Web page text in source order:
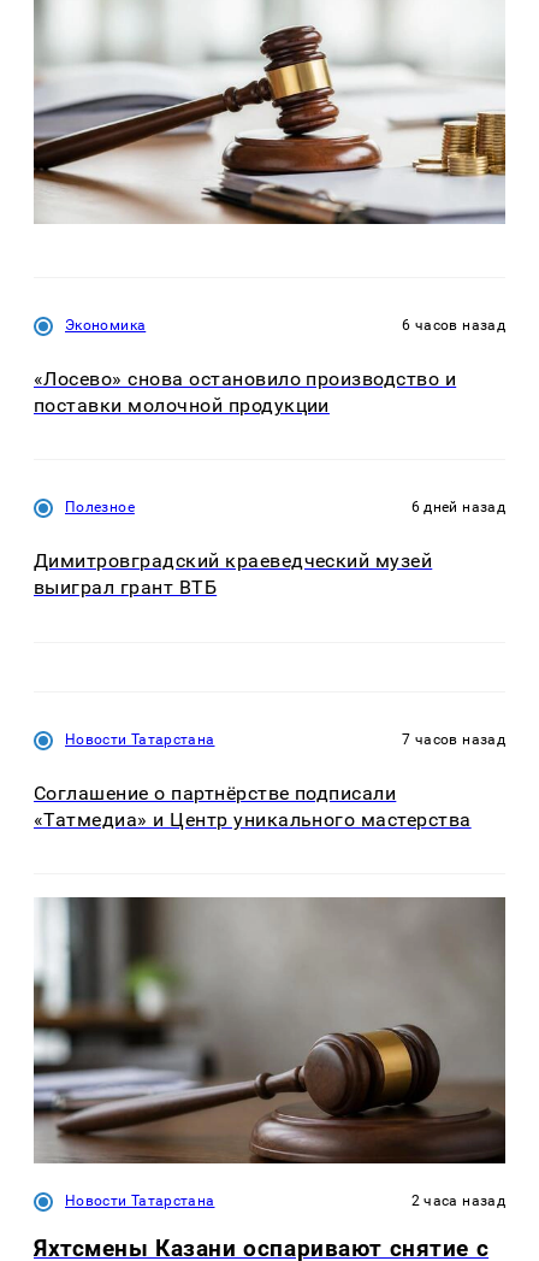
Экономика 6 часов назад
«Лосево» снова остановило производство и
поставки молочной продукции
Полезное 6 дней назад
Димитровградский краеведческий музей
выиграл грант ВТБ
Новости Татарстана 7 часов назад
Соглашение о партнёрстве подписали
«Татмедиа» и Центр уникального мастерства
Новости Татарстана 2 часа назад
Яхтсмены Казани оспаривают снятие с